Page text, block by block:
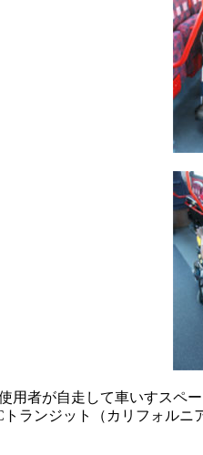
用者が自走して車いすスペ
ランジット（カリフォル